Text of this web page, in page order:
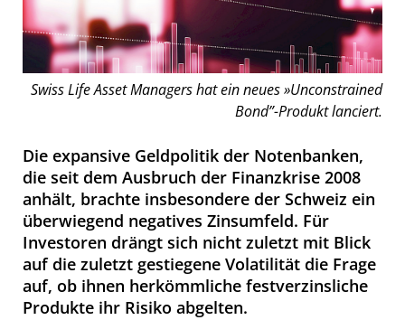
Swiss Life Asset Managers hat ein neues »Unconstrained
Bond”-Produkt lanciert.
Die expansive Geldpolitik der Notenbanken,
die seit dem Ausbruch der Finanzkrise 2008
anhält, brachte insbesondere der Schweiz ein
überwiegend negatives Zinsumfeld. Für
Investoren drängt sich nicht zuletzt mit Blick
auf die zuletzt gestiegene Volatilität die Frage
auf, ob ihnen herkömmliche festverzinsliche
Produkte ihr Risiko abgelten.